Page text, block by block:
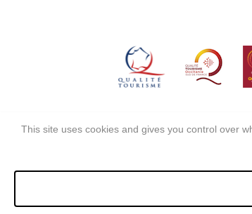
Mentions légales
This site uses cookies and gives you control over